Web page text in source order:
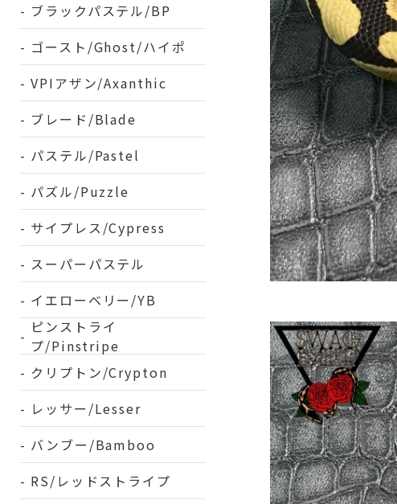
ブラックパステル/BP
ゴースト/Ghost/ハイポ
VPIアザン/Axanthic
ブレード/Blade
パステル/Pastel
パズル/Puzzle
サイプレス/Cypress
スーパーパステル
イエローベリー/YB
ピンストライ
プ/Pinstripe
クリプトン/Crypton
レッサー/Lesser
バンブー/Bamboo
RS/レッドストライプ